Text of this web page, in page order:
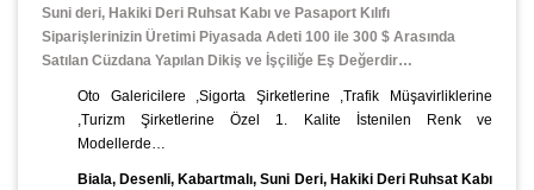
Suni deri, Hakiki Deri Ruhsat Kabı ve Pasaport Kılıfı
Siparişlerinizin Üretimi Piyasada Adeti 100 ile 300 $ Arasında
Satılan Cüzdana Yapılan Dikiş ve İşçiliğe Eş Değerdir…
Oto Galericilere ,Sigorta Şirketlerine ,Trafik Müşavirliklerine
,Turizm Şirketlerine Özel 1. Kalite İstenilen Renk ve
Modellerde…
Biala, Desenli, Kabartmalı, Suni Deri, Hakiki Deri Ruhsat Kabı